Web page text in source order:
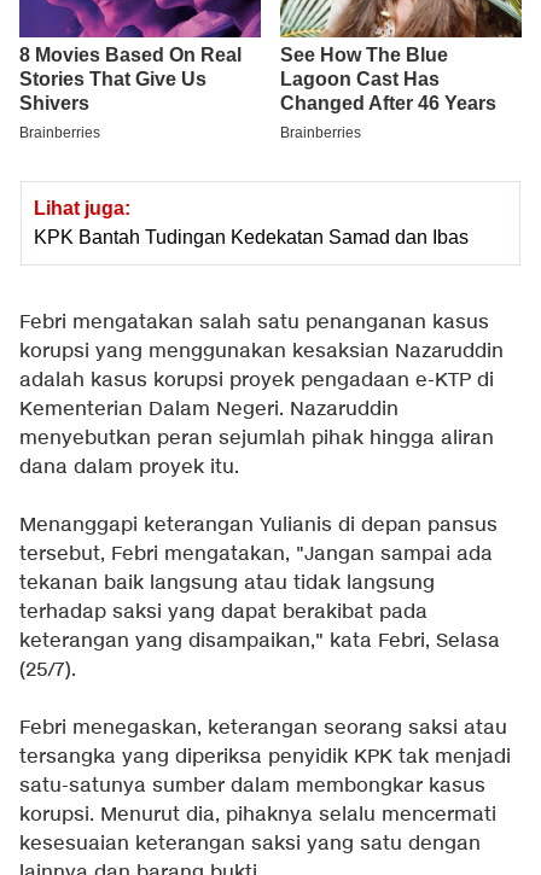
Lihat juga:
KPK Bantah Tudingan Kedekatan Samad dan Ibas
Febri mengatakan salah satu penanganan kasus
korupsi yang menggunakan kesaksian Nazaruddin
adalah kasus korupsi proyek pengadaan e-KTP di
Kementerian Dalam Negeri. Nazaruddin
menyebutkan peran sejumlah pihak hingga aliran
dana dalam proyek itu.
Menanggapi keterangan Yulianis di depan pansus
tersebut, Febri mengatakan, "Jangan sampai ada
tekanan baik langsung atau tidak langsung
terhadap saksi yang dapat berakibat pada
keterangan yang disampaikan," kata Febri, Selasa
(25/7).
Febri menegaskan, keterangan seorang saksi atau
tersangka yang diperiksa penyidik KPK tak menjadi
satu-satunya sumber dalam membongkar kasus
korupsi. Menurut dia, pihaknya selalu mencermati
kesesuaian keterangan saksi yang satu dengan